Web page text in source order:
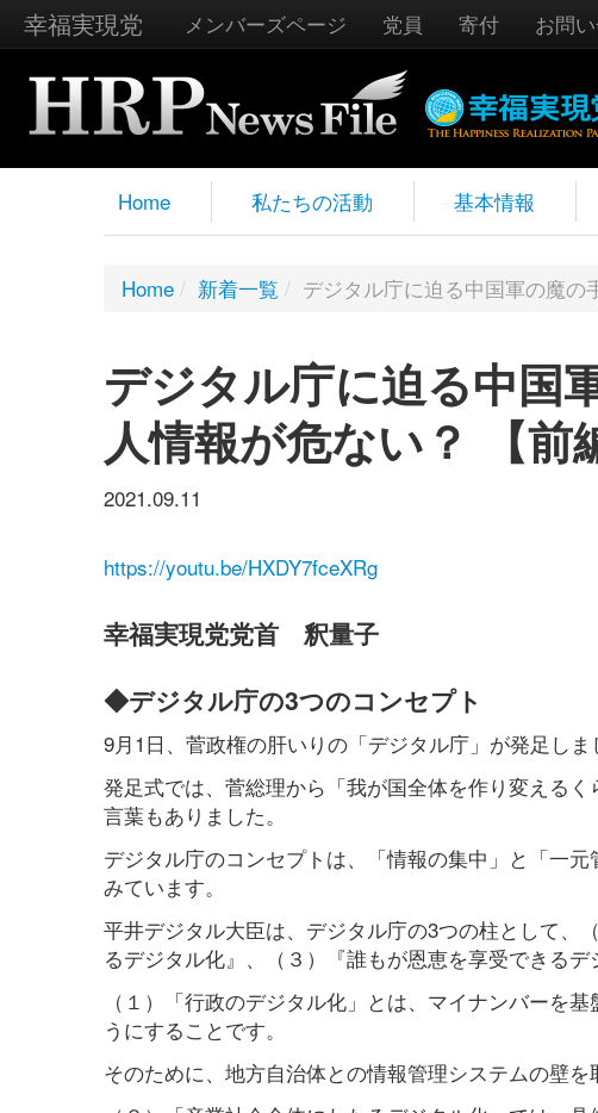
幸福実現党 メンバーズページ 党員 寄付 お問
Home 私たちの活動 基本情報
Home / 新着一覧 / デジタル庁に迫る中国軍の魔
デジタル庁に迫る中
人情報が危ない？ 【前
2021.09.11
https://youtu.be/HXDY7fceXRg
幸福実現党党首 釈量子
◆デジタル庁の3つのコンセプト
9月1日、菅政権の肝いりの「デジタル庁」が発足しま
発足式では、菅総理から「我が国全体を作り変える
言葉もありました。
デジタル庁のコンセプトは、「情報の集中」と「一
みています。
平井デジタル大臣は、デジタル庁の3つの柱として、
るデジタル化』、（３）『誰もが恩恵を享受できるデ
（１）「行政のデジタル化」とは、マイナンバーを
うにすることです。
そのために、地方自治体との情報管理システムの壁